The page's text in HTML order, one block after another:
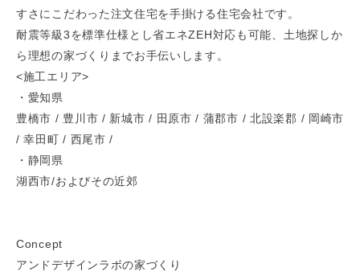
すさにこだわった注文住宅を手掛ける住宅会社です。
耐震等級3を標準仕様とし省エネZEH対応も可能、土地探しか
ら理想の家づくりまでお手伝いします。
<施工エリア>
・愛知県
豊橋市 / 豊川市 / 新城市 / 田原市 / 蒲郡市 / 北設楽郡 / 岡崎市
/ 幸田町 / 西尾市 /
・静岡県
湖西市/およびその近郊
Concept
アンドデザインラボの家づくり